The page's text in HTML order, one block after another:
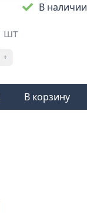
В наличии
шт
+
В корзину